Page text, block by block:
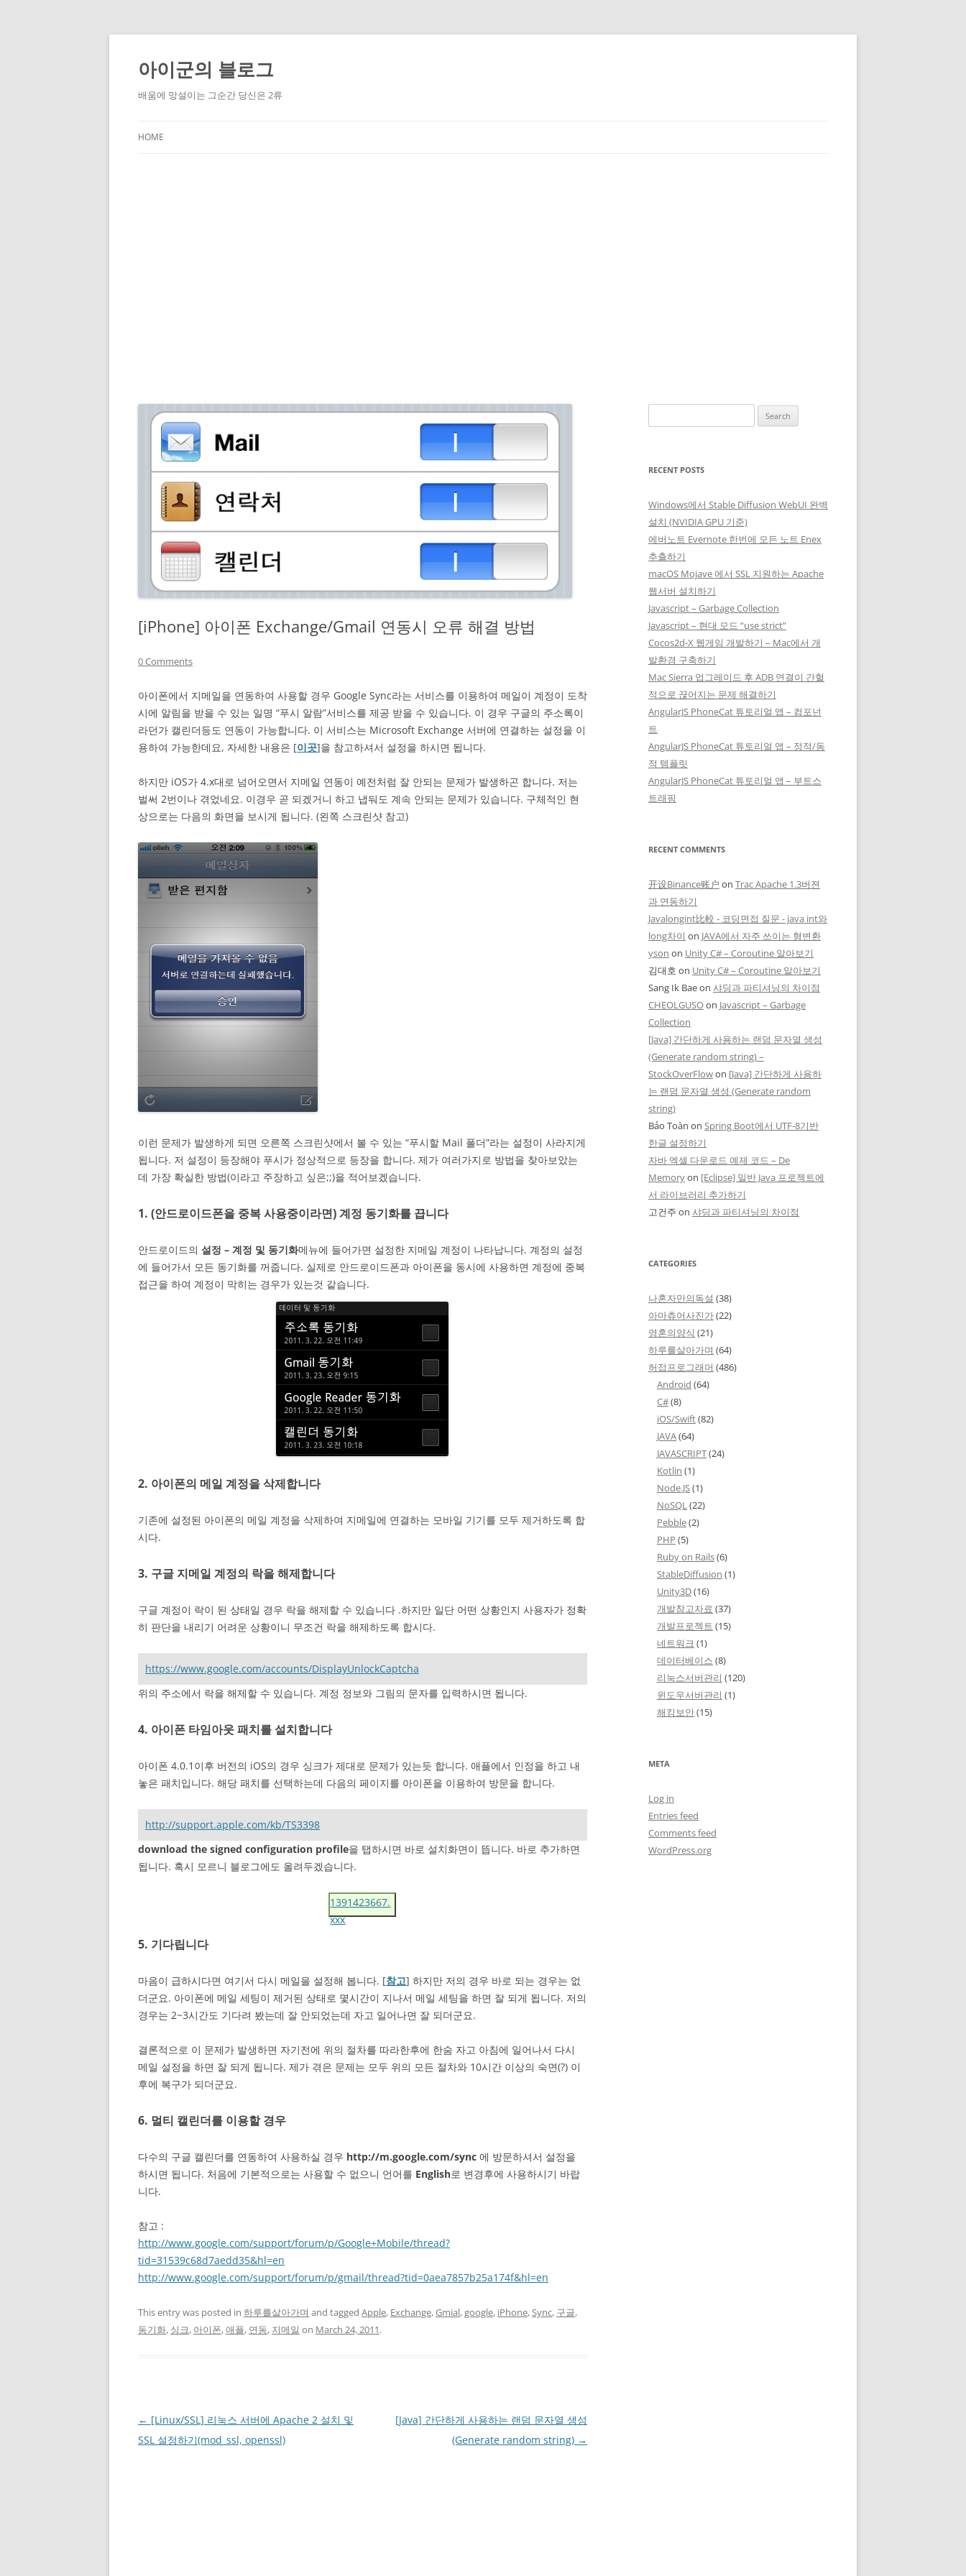
Skip
content
아이군의 블로그
배움에 망설이는 그순간 당신은 2류
HOME
[iPhone] 아이폰 Exchange/Gmail 연동시 오류 해결 방법
0 Comments
아이폰에서 지메일을 연동하여 사용할 경우 Google Sync라는 서비스를 이용하여 메일이 계정이 도착
시에 알림을 받을 수 있는 일명 “푸시 알람”서비스를 제공 받을 수 있습니다. 이 경우 구글의 주소록이
라던가 캘린더등도 연동이 가능합니다. 이 서비스는 Microsoft Exchange 서버에 연결하는 설정을 이
용하여 가능한데요, 자세한 내용은 [이곳]을 참고하셔서 설정을 하시면 됩니다.
하지만 iOS가 4.x대로 넘어오면서 지메일 연동이 예전처럼 잘 안되는 문제가 발생하곤 합니다. 저는
벌써 2번이나 겪었네요. 이경우 곧 되겠거니 하고 냅둬도 계속 안되는 문제가 있습니다. 구체적인 현
상으로는 다음의 화면을 보시게 됩니다. (왼쪽 스크린샷 참고)
이런 문제가 발생하게 되면 오른쪽 스크린샷에서 볼 수 있는 “푸시할 Mail 폴더”라는 설정이 사라지게
됩니다. 저 설정이 등장해야 푸시가 정상적으로 등장을 합니다. 제가 여러가지로 방법을 찾아보았는
데 가장 확실한 방법(이라고 주장하고 싶은;;)을 적어보겠습니다.
1. (안드로이드폰을 중복 사용중이라면) 계정 동기화를 끕니다
안드로이드의 설정 – 계정 및 동기화메뉴에 들어가면 설정한 지메일 계정이 나타납니다. 계정의 설정
에 들어가서 모든 동기화를 꺼줍니다. 실제로 안드로이드폰과 아이폰을 동시에 사용하면 계정에 중복
접근을 하여 계정이 막히는 경우가 있는것 같습니다.
2. 아이폰의 메일 계정을 삭제합니다
기존에 설정된 아이폰의 메일 계정을 삭제하여 지메일에 연결하는 모바일 기기를 모두 제거하도록 합
시다.
3. 구글 지메일 계정의 락을 해제합니다
구글 계정이 락이 된 상태일 경우 락을 해제할 수 있습니다 .하지만 일단 어떤 상황인지 사용자가 정확
히 판단을 내리기 어려운 상황이니 무조건 락을 해제하도록 합시다.
https://www.google.com/accounts/DisplayUnlockCaptcha
위의 주소에서 락을 해제할 수 있습니다. 계정 정보와 그림의 문자를 입력하시면 됩니다.
4. 아이폰 타임아웃 패치를 설치합니다
아이폰 4.0.1이후 버전의 iOS의 경우 싱크가 제대로 문제가 있는듯 합니다. 애플에서 인정을 하고 내
놓은 패치입니다. 해당 패치를 선택하는데 다음의 페이지를 아이폰을 이용하여 방문을 합니다.
http://support.apple.com/kb/TS3398
download the signed configuration profile을 탭하시면 바로 설치화면이 뜹니다. 바로 추가하면
됩니다. 혹시 모르니 블로그에도 올려두겠습니다.
1391423667.
xxx
5. 기다립니다
마음이 급하시다면 여기서 다시 메일을 설정해 봅니다. [참고] 하지만 저의 경우 바로 되는 경우는 없
더군요. 아이폰에 메일 세팅이 제거된 상태로 몇시간이 지나서 메일 세팅을 하면 잘 되게 됩니다. 저의
경우는 2~3시간도 기다려 봤는데 잘 안되었는데 자고 일어나면 잘 되더군요.
결론적으로 이 문제가 발생하면 자기전에 위의 절차를 따라한후에 한숨 자고 아침에 일어나서 다시
메일 설정을 하면 잘 되게 됩니다. 제가 겪은 문제는 모두 위의 모든 절차와 10시간 이상의 숙면(?) 이
후에 복구가 되더군요.
6. 멀티 캘린더를 이용할 경우
다수의 구글 캘린더를 연동하여 사용하실 경우 http://m.google.com/sync 에 방문하셔서 설정을
하시면 됩니다. 처음에 기본적으로는 사용할 수 없으니 언어를 English로 변경후에 사용하시기 바랍
니다.
참고 :
http://www.google.com/support/forum/p/Google+Mobile/thread?
tid=31539c68d7aedd35&hl=en
http://www.google.com/support/forum/p/gmail/thread?tid=0aea7857b25a174f&hl=en
This entry was posted in 하루를살아가며 and tagged Apple, Exchange,Gmial,google, iPhone,Sync, 구글,
동기화, 싱크, 아이폰,애플, 연동, 지메일 on March 24, 2011.
Post
navigation
← [Linux/SSL] 리눅스 서버에 Apache 2 설치 및
SSL 설정하기(mod_ssl, openssl)
[Java] 간단하게 사용하는 랜덤 문자열 생성
(Generate random string) →
for:
RECENT POSTS
Windows에서 Stable Diffusion WebUI 완벽
설치 (NVIDIA GPU 기준)
에버노트 Evernote 한번에 모든 노트 Enex
추출하기
macOS Mojave 에서 SSL 지원하는 Apache
웹서버 설치하기
Javascript – Garbage Collection
Javascript – 현대 모드 “use strict”
Cocos2d-X 웹게임 개발하기 – Mac에서 개
발환경 구축하기
Mac Sierra 업그레이드 후 ADB 연결이 간헐
적으로 끊어지는 문제 해결하기
AngularJS PhoneCat 튜토리얼 앱 – 컴포넌
트
AngularJS PhoneCat 튜토리얼 앱 – 정적/동
적 템플릿
AngularJS PhoneCat 튜토리얼 앱 – 부트스
트래핑
RECENT COMMENTS
开设Binance账户 on Trac Apache 1.3버젼
과 연동하기
Javalongint比較 - 코딩면접 질문 - java int와
long차이 on JAVA에서 자주 쓰이는 형변환
yson on Unity C# – Coroutine 알아보기
김대호 on Unity C# – Coroutine 알아보기
Sang Ik Baeon 샤딩과 파티셔닝의 차이점
CHEOLGUSOon Javascript – Garbage
Collection
[Java] 간단하게 사용하는 랜덤 문자열 생성
(Generate random string) –
StockOverFlowon [Java] 간단하게 사용하
는 랜덤 문자열 생성 (Generate random
string)
Bảo Toàn on Spring Boot에서 UTF-8기반
한글 설정하기
자바 엑셀 다운로드 예제 코드 – De
Memoryon [Eclipse] 일반 Java 프로젝트에
서 라이브러리 추가하기
고건주 on 샤딩과 파티셔닝의 차이점
CATEGORIES
나혼자만의독설 (38)
아마츄어사진가(22)
영혼의양식 (21)
하루를살아가며 (64)
허접프로그래머 (486)
Android (64)
C#(8)
iOS/Swift(82)
JAVA(64)
JAVASCRIPT(24)
Kotlin (1)
Node.JS(1)
NoSQL(22)
Pebble(2)
PHP (5)
Ruby on Rails(6)
StableDiffusion (1)
Unity3D(16)
개발참고자료 (37)
개발프로젝트 (15)
네트워크 (1)
데이터베이스 (8)
리눅스서버관리 (120)
윈도우서버관리 (1)
해킹보안(15)
META
Log in
Entries feed
Comments feed
WordPress.org